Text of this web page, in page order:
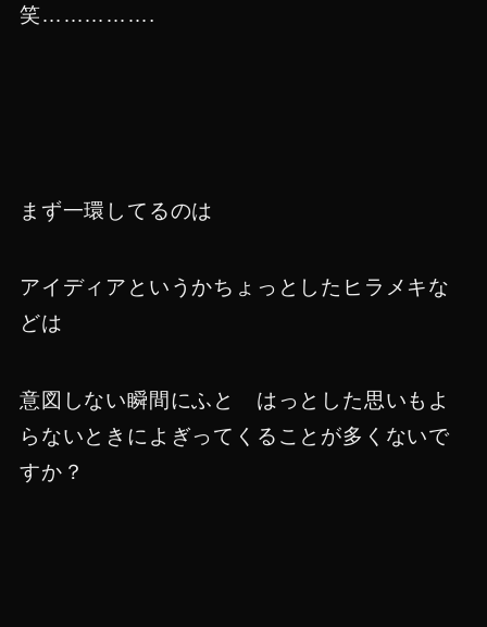
笑…………….
まず一環してるのは
アイディアというかちょっとしたヒラメキな
どは
意図しない瞬間にふと はっとした思いもよ
らないときによぎってくることが多くないで
すか？